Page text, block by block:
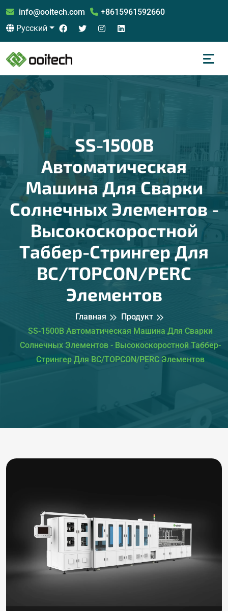
info@ooitech.com
+8615961592660
Русский
SS-1500B
Автоматическая
Машина Для Сварки
Солнечных Элементов -
Высокоскоростной
Таббер-Стрингер Для
BC/TOPCON/PERC
Элементов
Главная
Продукт
SS-1500B Автоматическая Машина Для Сварки
Солнечных Элементов - Высокоскоростной Таббер-
Стрингер Для BC/TOPCON/PERC Элементов